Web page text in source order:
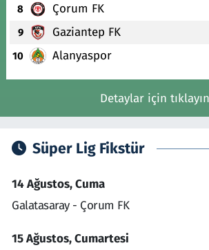
8 Çorum FK
9 Gaziantep FK
10 Alanyaspor
Detaylar için tıklayın
Süper Lig Fikstür
14 Ağustos, Cuma
Galatasaray - Çorum FK
15 Ağustos, Cumartesi